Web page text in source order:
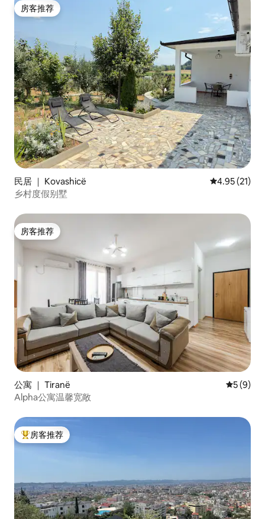
房客推荐
房客推荐
民居 ｜ Kovashicë 平均评分
4.95 (21)
乡村度假别墅
房客推荐
房客推荐
公寓 ｜ Tiranë 平均评分
5 (9)
Alpha公寓温馨宽敞
热门「房客推荐」
房客推荐